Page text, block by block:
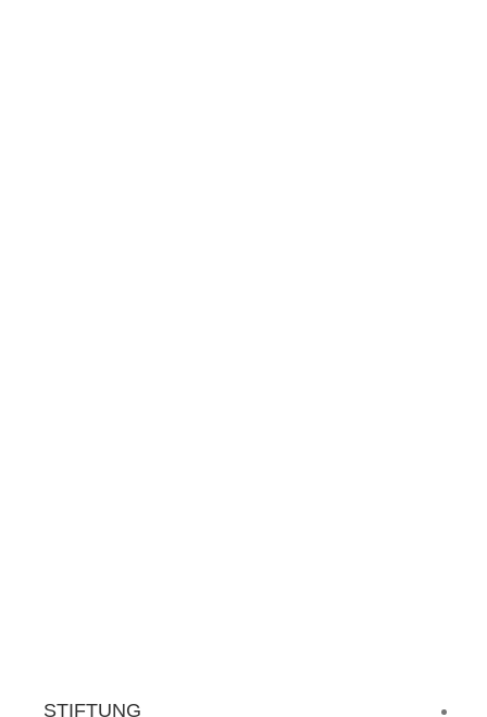
STIFTUNG